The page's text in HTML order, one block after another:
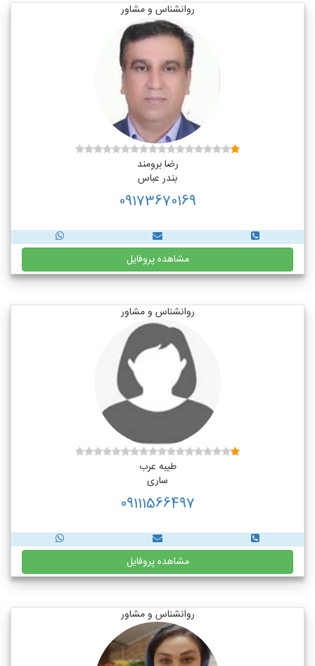
روانشناس و مشاور
رضا برومند
بندر عباس
09173670169
مشاهده پروفایل
روانشناس و مشاور
طیبه عرب
ساری
09111566497
مشاهده پروفایل
روانشناس و مشاور